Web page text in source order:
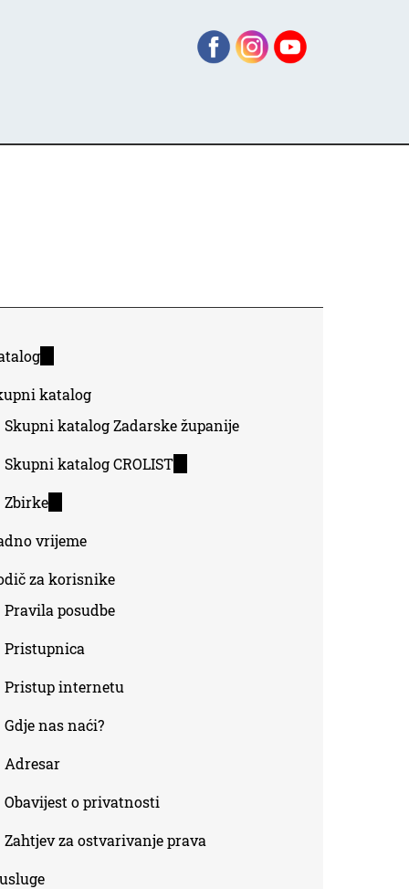
(link
external)
katalog
Skupni katalog Zadarske županije
Skupni katalog CROLIST(link
Zbirke(link
external)
vrijeme
za korisnike
Pravila posudbe
Pristupnica
Pristup internetu
Gdje nas naći?
Adresar
Obavijest o privatnosti
Zahtjev za ostvarivanje prava